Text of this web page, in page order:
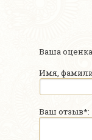
Ваша
Имя,
Ваш отзыв*: